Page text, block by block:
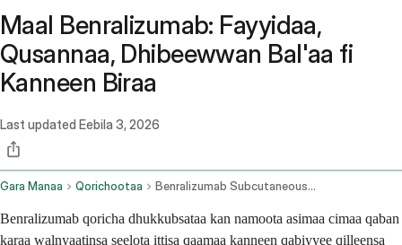
Maal Benralizumab: Fayyidaa,
Qusannaa, Dhibeewwan Bal'aa fi
Kanneen Biraa
Last updated Eebila 3, 2026
Gara Manaa Qorichootaa Benralizumab Subcutaneous Route
Benralizumab qoricha dhukkubsataa kan namoota asimaa cimaa qaban
karaa walnyaatinsa seelota ittisa qaamaa kanneen qabiyyee qilleensa